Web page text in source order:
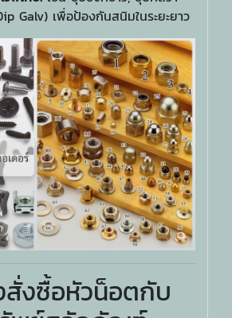
Galv) เพื่อป้องกันสนิมในระยะยาว
สั่งซื้อหัวน็อตกับ